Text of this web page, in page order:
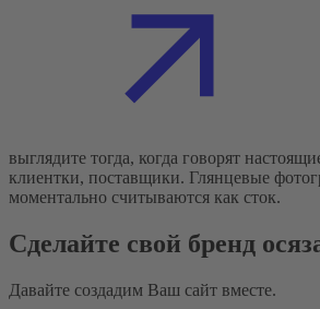
выглядите тогда, когда говорят
клиентки, поставщики. Глянцевые
моментально считываются как сток.
Сделайте свой бренд
Давайте создадим Ваш сайт вместе.